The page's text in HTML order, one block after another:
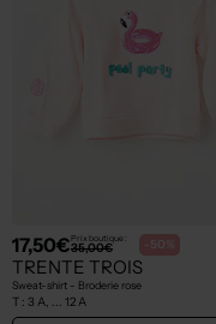
17,50€Prix boutique :
35,00€ -50%
TRENTE TROIS
Sweat-shirt - Broderie rose
T : 3 A, ... 12 A